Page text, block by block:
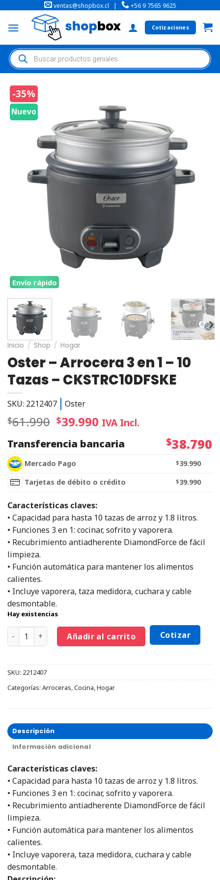
ventas@shopbox.cl | +56 9 7565 9625
Cotizaciones
-35%
Nuevo
Envío rápido
Inicio / Shop / Hogar
Oster – Arrocera 3 en 1 – 10
Tazas – CKSTRC10DFSKE
SKU: 2212407 Oster
$61.990 $39.990 IVA Incl.
Transferencia bancaria
$38.790
Mercado Pago $39.990
Tarjetas de débito o crédito
$39.990
Características claves:
• Capacidad para hasta 10 tazas de arroz y 1.8 litros.
• Funciones 3 en 1: cocinar, sofrito y vaporera.
• Recubrimiento antiadherente DiamondForce de fácil
limpieza.
• Función automática para mantener los alimentos
calientes.
• Incluye vaporera, taza medidora, cuchara y cable
desmontable.
Hay existencias
Añadir al carrito Cotizar
SKU: 2212407
Categorías: Arroceras,Cocina,Hogar
Descripción
Información adicional
Características claves:
• Capacidad para hasta 10 tazas de arroz y 1.8 litros.
• Funciones 3 en 1: cocinar, sofrito y vaporera.
• Recubrimiento antiadherente DiamondForce de fácil
limpieza.
• Función automática para mantener los alimentos
calientes.
• Incluye vaporera, taza medidora, cuchara y cable
desmontable.